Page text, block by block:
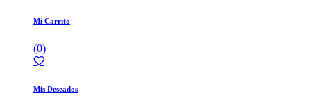
Mi Carrito
(0)
Mis Deseados